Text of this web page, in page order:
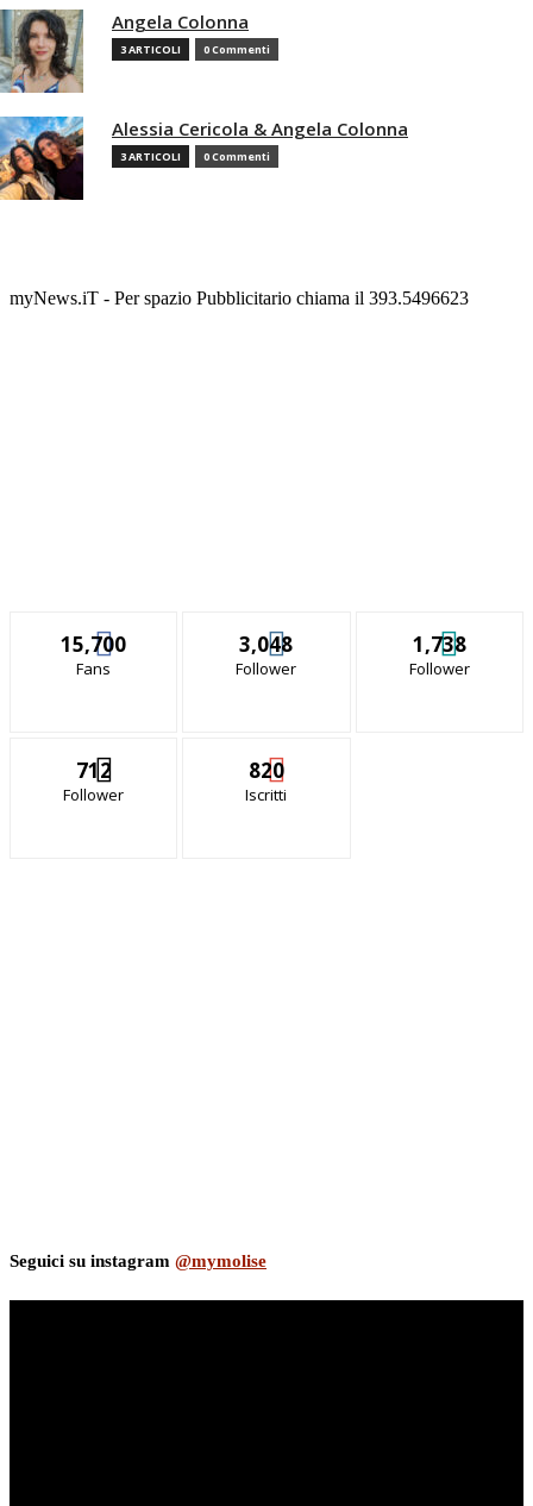
Angela Colonna
3 ARTICOLI 0 Commenti
Alessia Cericola & Angela Colonna
3 ARTICOLI 0 Commenti
myNews.iT - Per spazio Pubblicitario chiama il 393.5496623
15,700
Fans
3,048
Follower
1,738
Follower
712
Follower
820
Iscritti
Seguici su instagram @mymolise